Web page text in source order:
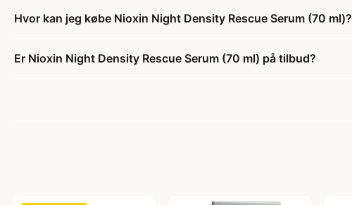
Hvor kan jeg købe Nioxin Night Density Rescue Serum (70 ml)?
Er Nioxin Night Density Rescue Serum (70 ml) på tilbud?